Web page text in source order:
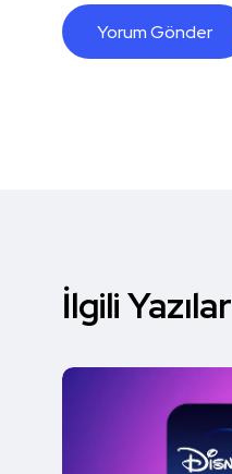
İlgili Yazılar